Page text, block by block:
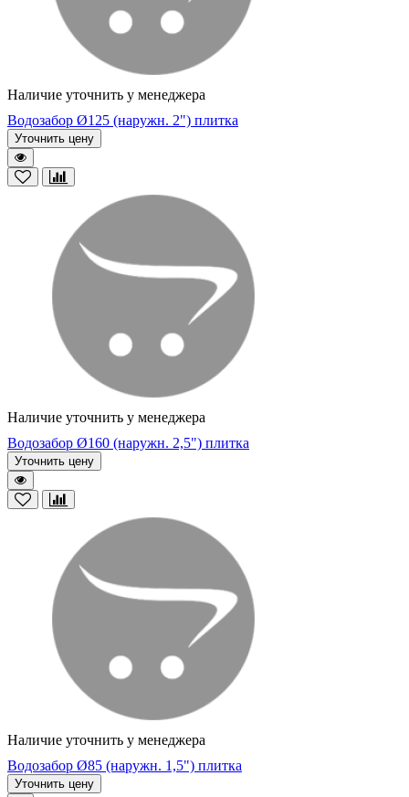
Наличие уточнить у менеджера
Водозабор Ø125 (наружн. 2") плитка
Уточнить цену
Наличие уточнить у менеджера
Водозабор Ø160 (наружн. 2,5") плитка
Уточнить цену
Наличие уточнить у менеджера
Водозабор Ø85 (наружн. 1,5") плитка
Уточнить цену